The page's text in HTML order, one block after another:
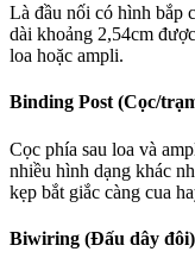
Là đầu nối có hình bắp
dài khoảng 2,54cm
loa hoặc ampli.
Binding Post (Cọc/
Cọc phía sau loa và
nhiều hình dạng khác
kẹp bắt giắc càng cua
Biwiring (Đấu dây đôi)